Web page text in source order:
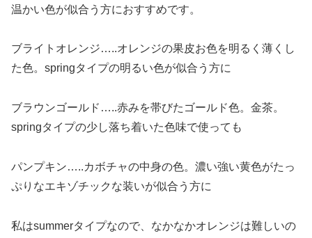
温かい色が似合う方におすすめです。
ブライトオレンジ…..オレンジの果皮お色を明るく薄くし
た色。springタイプの明るい色が似合う方に
ブラウンゴールド…..赤みを帯びたゴールド色。金茶。
springタイプの少し落ち着いた色味で使っても
パンプキン…..カボチャの中身の色。濃い強い黄色がたっ
ぷりなエキゾチックな装いが似合う方に
私はsummerタイプなので、なかなかオレンジは難しいの